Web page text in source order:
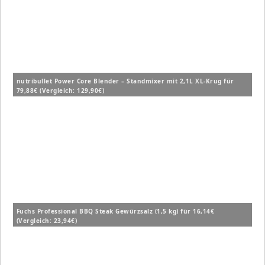
nutribullet Power Core Blender – Standmixer mit 2,1L XL-Krug für
79,88€ (Vergleich: 129,90€)
Fuchs Professional BBQ Steak Gewürzsalz (1,5 kg) für 16,14€
(Vergleich: 23,94€)